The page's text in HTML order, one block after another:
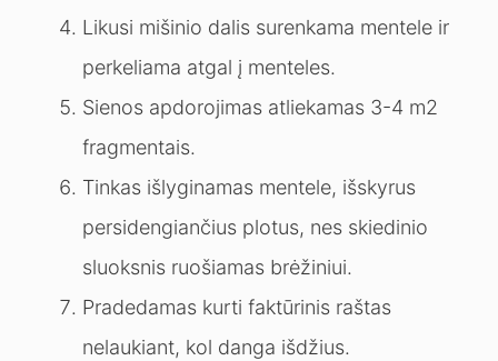
Likusi mišinio dalis surenkama mentele ir
perkeliama atgal į menteles.
Sienos apdorojimas atliekamas 3-4 m2
fragmentais.
Tinkas išlyginamas mentele, išskyrus
persidengiančius plotus, nes skiedinio
sluoksnis ruošiamas brėžiniui.
Pradedamas kurti faktūrinis raštas
nelaukiant, kol danga išdžius.